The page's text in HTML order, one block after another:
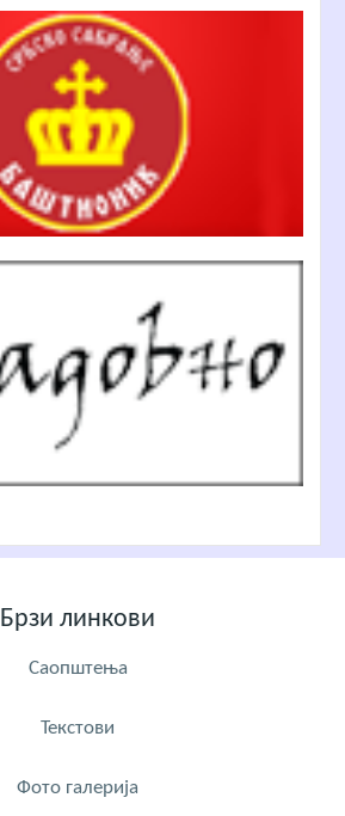
Брзи линкови
Саопштења
Текстови
Фото галерија